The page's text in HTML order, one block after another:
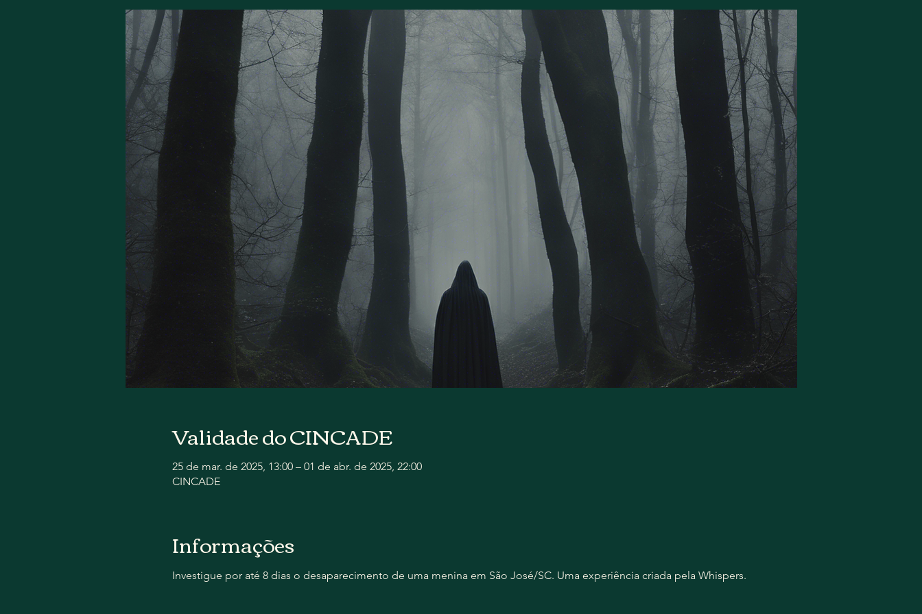
Validade do CINCADE
25 de mar. de 2025, 13:00 – 01 de abr. de 2025, 22:00
CINCADE
Informações
Investigue por até 8 dias o desaparecimento de uma menina em São José/SC. Uma experiência criada pela Whispers.